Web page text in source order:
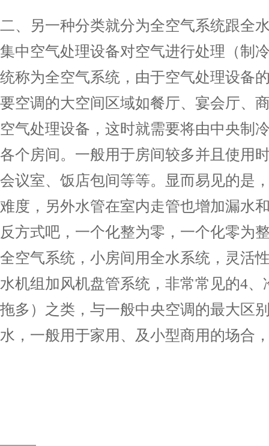
二、另一种分类就分为全空气系统跟全
集中空气处理设备对空气进行处理（制
统称为全空气系统，由于空气处理设备
要空调的大空间区域如餐厅、宴会厅、
空气处理设备，这时就需要将由中央制
各个房间。一般用于房间较多并且使用
会议室、饭店包间等等。显而易见的是
难度，另外水管在室内走管也增加漏水
反方式吧，一个化整为零，一个化零为
全空气系统，小房间用全水系统，灵活
水机组加风机盘管系统，非常常见的4
拖多）之类，与一般中央空调的最大区
水，一般用于家用、及小型商用的场合